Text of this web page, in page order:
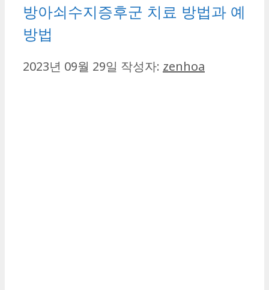
방아쇠수지증후군 치료 방법과 예
방법
2023년 09월 29일 작성자: zenhoa